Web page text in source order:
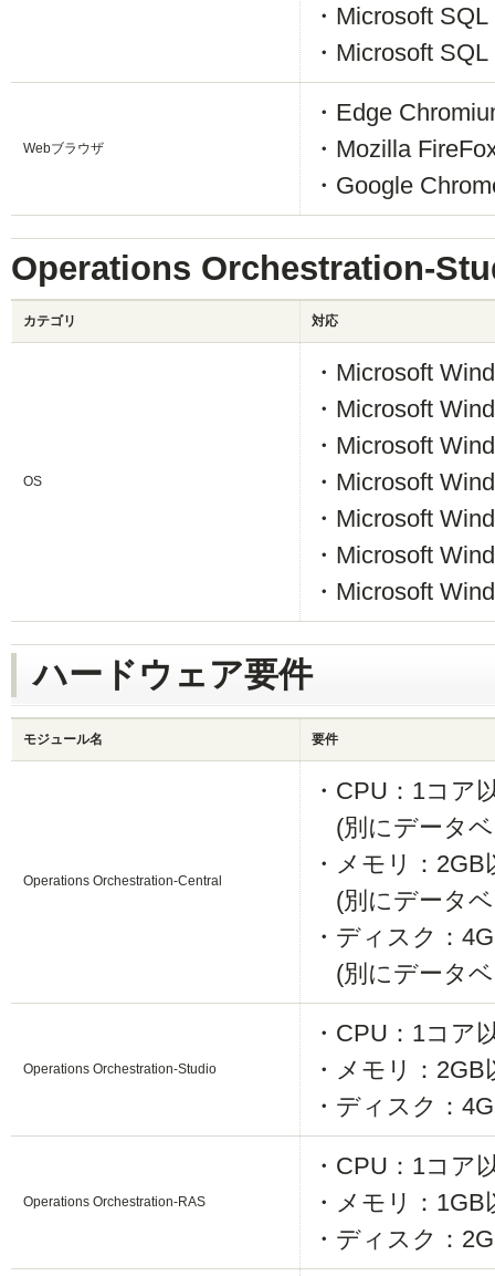
・Microsoft
・Microsoft
Webブラウザ
・Edge
・Mozilla
・Google
Operations Orchestration-
カテゴリ 対応
OS
・Microsoft
・Microsoft
・Microsoft
・Microsoft
・Microsoft
・Microsoft
・Microsoft
ハードウェア要件
モジュール名 要件
Operations Orchestration-Central
・CPU：1コ
(別にデータ
・メモリ：
(別にデータ
・ディスク：
(別にデータベ
Operations Orchestration-Studio
・CPU：1コア
・メモリ：2GB
・ディスク：
Operations Orchestration-RAS
・CPU：1コ
・メモリ：1GB
・ディスク：